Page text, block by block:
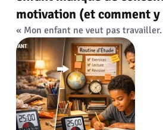
motivation (et comment
« Mon enfant ne veut pas